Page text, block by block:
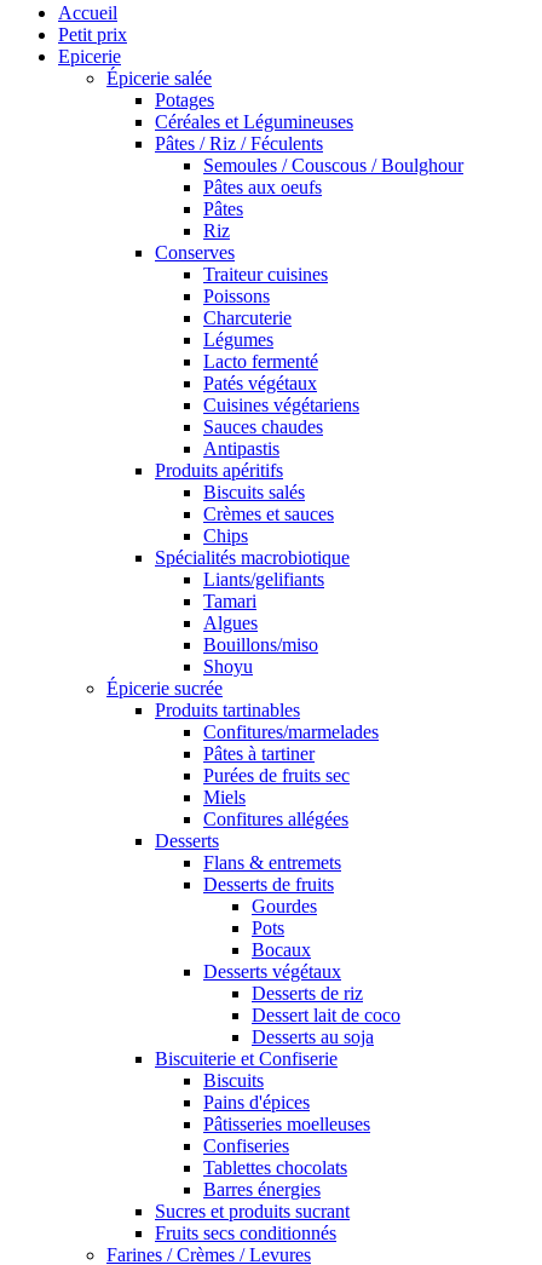
Accueil
Petit prix
Epicerie
Épicerie salée
Potages
Céréales et Légumineuses
Pâtes / Riz / Féculents
Semoules / Couscous / Boulghour
Pâtes aux oeufs
Pâtes
Riz
Conserves
Traiteur cuisines
Poissons
Charcuterie
Légumes
Lacto fermenté
Patés végétaux
Cuisines végétariens
Sauces chaudes
Antipastis
Produits apéritifs
Biscuits salés
Crèmes et sauces
Chips
Spécialités macrobiotique
Liants/gelifiants
Tamari
Algues
Bouillons/miso
Shoyu
Épicerie sucrée
Produits tartinables
Confitures/marmelades
Pâtes à tartiner
Purées de fruits sec
Miels
Confitures allégées
Desserts
Flans & entremets
Desserts de fruits
Gourdes
Pots
Bocaux
Desserts végétaux
Desserts de riz
Dessert lait de coco
Desserts au soja
Biscuiterie et Confiserie
Biscuits
Pains d'épices
Pâtisseries moelleuses
Confiseries
Tablettes chocolats
Barres énergies
Sucres et produits sucrant
Fruits secs conditionnés
Farines / Crèmes / Levures